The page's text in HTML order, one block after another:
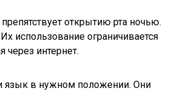
открытию рта ночью.
использование ограничивается
через интернет.
язык в нужном положении. Они